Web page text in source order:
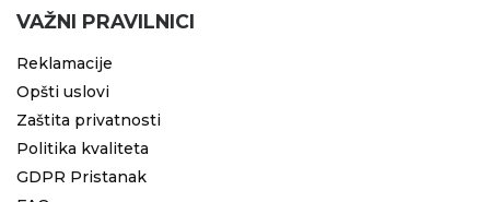
VAŽNI PRAVILNICI
Reklamacije
Opšti uslovi
Zaštita privatnosti
Politika kvaliteta
GDPR Pristanak